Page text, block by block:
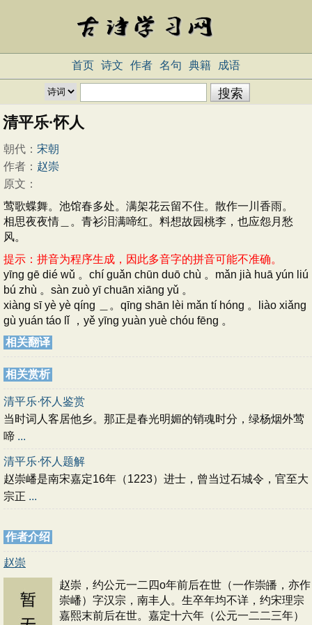
首页 诗文 作者 名句 典籍 成语
清平乐·怀人
朝代： 宋朝
作者： 赵崇
原文：
莺歌蝶舞。池馆春多处。满架花云留不住。散作一川香雨。
相思夜夜情＿。青衫泪满啼红。料想故园桃李，也应怨月愁
风。
提示：拼音为程序生成，因此多音字的拼音可能不准确。
yīng gē dié wǔ 。chí guǎn chūn duō chù 。mǎn jià huā yún liú
bú zhù 。sàn zuò yī chuān xiāng yǔ 。
xiàng sī yè yè qíng ＿。qīng shān lèi mǎn tí hóng 。liào xiǎng
gù yuán táo lǐ ，yě yīng yuàn yuè chóu fēng 。
相关翻译
相关赏析
清平乐·怀人鉴赏
当时词人客居他乡。那正是春光明媚的销魂时分，绿杨烟外莺
啼 ...
清平乐·怀人题解
赵崇嶓是南宋嘉定16年（1223）进士，曾当过石城令，官至大
宗正 ...
作者介绍
赵崇
赵崇，约公元一二四o年前后在世（一作崇皤，亦作
崇嶓）字汉宗，南丰人。生卒年均不详，约宋理宗
嘉熙末前后在世。嘉定十六年（公元一二二三年）